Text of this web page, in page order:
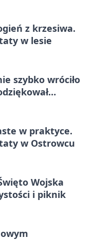
z krzesiwa.
w lesie
szybko wróciło
w praktyce.
w Ostrowcu
Wojska
i piknik